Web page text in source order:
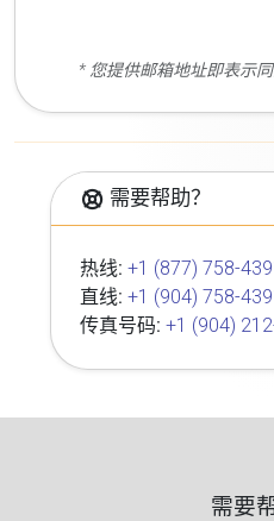
* 您提供邮箱地址即表示
需要帮助？
热线: +1 (877) 758-
直线: +1 (904) 758-
传真号码: +1 (904)
需要